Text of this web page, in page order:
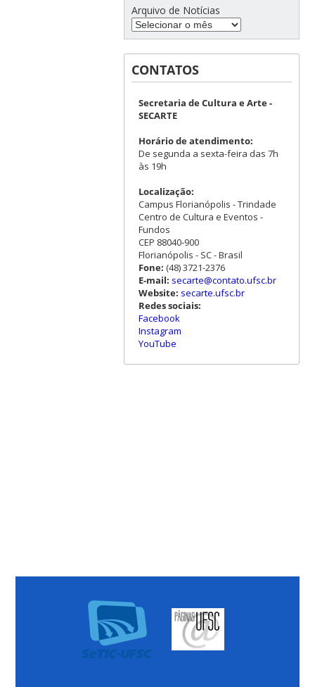
Arquivo de Notícias
CONTATOS
Secretaria de Cultura e Arte -
SECARTE
Horário de atendimento:
De segunda a sexta-feira das 7h
às 19h
Localização:
Campus Florianópolis - Trindade
Centro de Cultura e Eventos -
Fundos
CEP 88040-900
Florianópolis - SC - Brasil
Fone: (48) 3721-2376
E-mail: secarte@contato.ufsc.br
Website: secarte.ufsc.br
Redes sociais:
Facebook
Instagram
YouTube